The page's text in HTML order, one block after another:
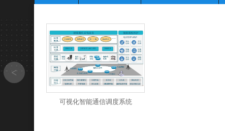
可视化智能通信调度系统